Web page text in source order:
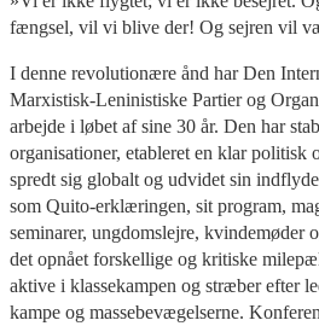
fængsel, vil vi blive der! Og sejren vil
I denne revolutionære ånd har Den
Marxistisk-Leninistiske Partier og
arbejde i løbet af sine 30 år. Den har
organisationer, etableret en klar politisk
spredt sig globalt og udvidet sin
som Quito-erklæringen, sit program,
seminarer, ungdomslejre, kvindemøder
det opnået forskellige og kritiske
aktive i klassekampen og stræber efter
kampe og massebevægelserne.